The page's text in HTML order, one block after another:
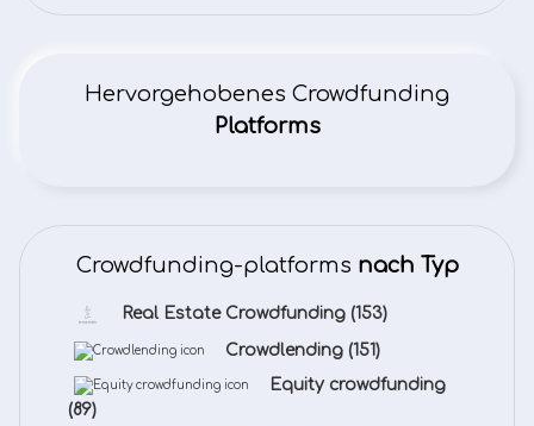
Hervorgehobenes Crowdfunding
Platforms
Crowdfunding-platforms nach Typ
Real Estate Crowdfunding (153)
Crowdlending (151)
Equity crowdfunding
(89)